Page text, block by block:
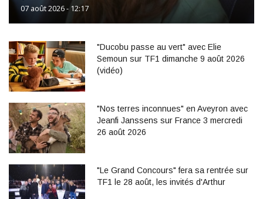
07 août 2026 - 12:17
"Ducobu passe au vert" avec Elie
Semoun sur TF1 dimanche 9 août 2026
(vidéo)
"Nos terres inconnues" en Aveyron avec
Jeanfi Janssens sur France 3 mercredi
26 août 2026
"Le Grand Concours" fera sa rentrée sur
TF1 le 28 août, les invités d'Arthur